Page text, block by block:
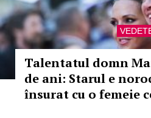
Talentatul domn
de ani: Starul e
însurat cu o femeie